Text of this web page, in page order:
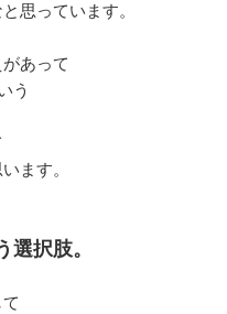
思っています。
あって
う
ます。
択肢。